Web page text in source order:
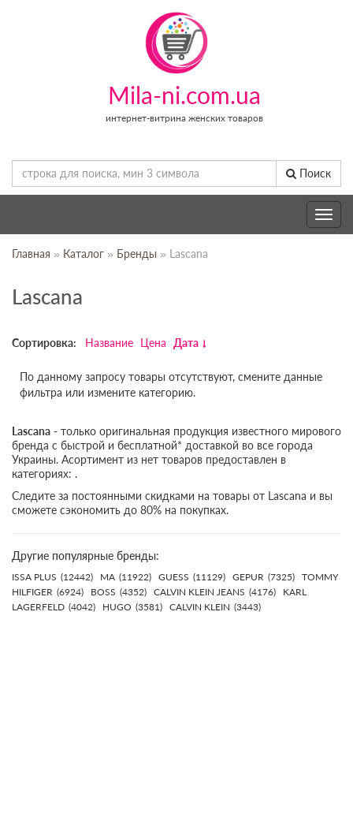
Mila-ni.com.ua
интернет-витрина женских товаров
Поиск
Toggle
Главная » Каталог » Бренды » Lascana
Lascana
Сортировка: Название Цена Дата
По данному запросу товары отсутствуют, смените данные
фильтра или измените категорию.
Lascana - только оригинальная продукция известного мирового
бренда с быстрой и бесплатной* доставкой во все города
Украины. Асортимент из нет товаров предоставлен в
категориях: .
Следите за постоянными скидками на товары от Lascana и вы
сможете сэкономить до 80% на покупках.
Другие популярные бренды:
ISSA PLUS (12442) MA (11922) GUESS (11129) GEPUR (7325) TOMMY
HILFIGER (6924) BOSS (4352) CALVIN KLEIN JEANS (4176)
KARL
LAGERFELD (4042) HUGO (3581) CALVIN KLEIN (3443)